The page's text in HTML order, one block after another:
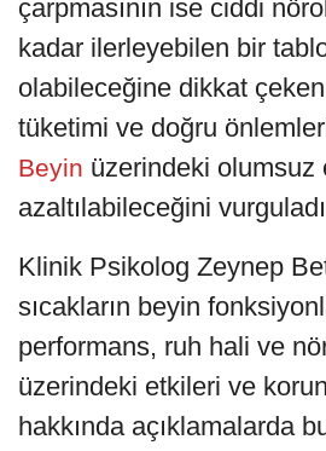
çarpmasının ise ciddi
kadar ilerleyebilen bir
olabileceğine dikkat
tüketimi ve doğru
Beyin üzerindeki olumsuz
azaltılabileceğini
Klinik Psikolog Zeynep
sıcakların beyin
performans, ruh hali ve
üzerindeki etkileri ve
hakkında açıklamalarda